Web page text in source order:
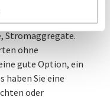
Für
wir Ihnen auch
Stromaggregate.
ohne
gute Option, ein
haben Sie eine
oder